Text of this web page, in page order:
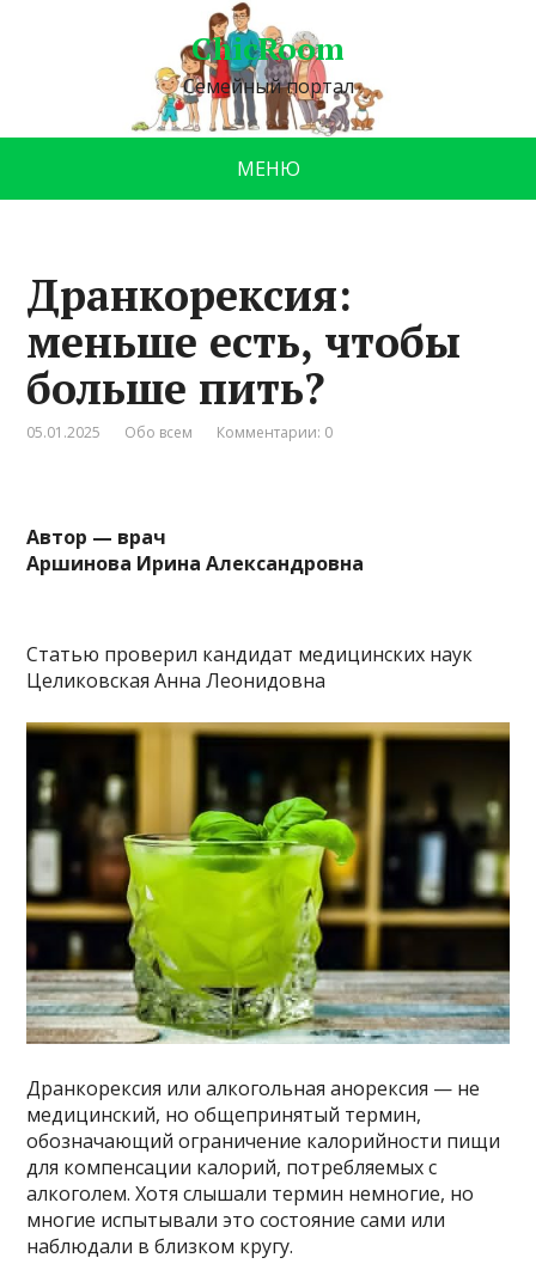
ChicRoom
Семейный портал
МЕНЮ
Дранкорексия:
меньше есть, чтобы
больше пить?
05.01.2025 Обо всем Комментарии: 0
Автор — врач
Аршинова Ирина Александровна
Статью проверил кандидат медицинских наук
Целиковская Анна Леонидовна
Дранкорексия или алкогольная анорексия — не
медицинский, но общепринятый термин,
обозначающий ограничение калорийности пищи
для компенсации калорий, потребляемых с
алкоголем. Хотя слышали термин немногие, но
многие испытывали это состояние сами или
наблюдали в близком кругу.